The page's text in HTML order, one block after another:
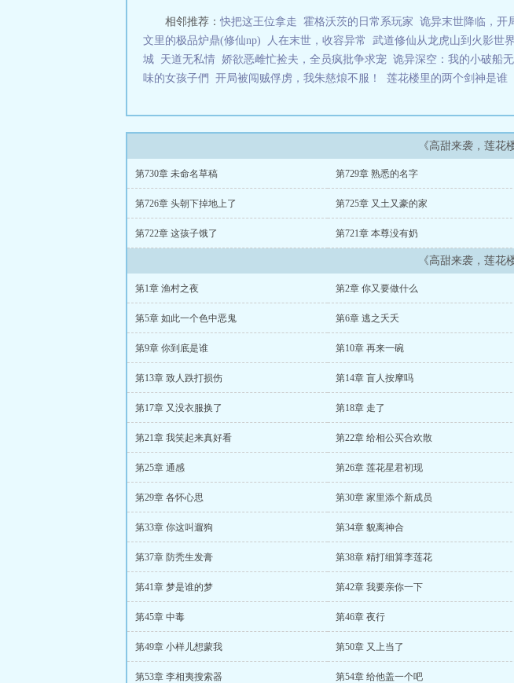
相邻推荐：快把这王位拿走 霍格沃茨的日常系玩家 诡异末世降临，开
文里的极品炉鼎(修仙np)
人在末世，收容异常 武道修仙从龙虎山到火影世
城 天道无私情 娇欲恶雌忙捡夫，全员疯批争求宠 诡异深空：我的小破船
味的女孩子們
开局被闯贼俘虏，我朱慈烺不服！ 莲花楼里的两个剑神是谁
《高甜来袭，莲花
第730章 未命名草稿 第729章 熟悉的名字
第726章 头朝下掉地上了 第725章 又土又豪的家
第722章 这孩子饿了 第721章 本尊没有奶
《高甜来袭，莲花
第1章 渔村之夜 第2章 你又要做什么
第5章 如此一个色中恶鬼 第6章 逃之夭夭
第9章 你到底是谁 第10章 再来一碗
第13章 致人跌打损伤 第14章 盲人按摩吗
第17章 又没衣服换了 第18章 走了
第21章 我笑起来真好看 第22章 给相公买合欢散
第25章 通感 第26章 莲花星君初现
第29章 各怀心思 第30章 家里添个新成员
第33章 你这叫遛狗 第34章 貌离神合
第37章 防秃生发膏 第38章 精打细算李莲花
第41章 梦是谁的梦 第42章 我要亲你一下
第45章 中毒 第46章 夜行
第49章 小样儿想蒙我 第50章 又上当了
第53章 李相夷搜索器 第54章 给他盖一个吧